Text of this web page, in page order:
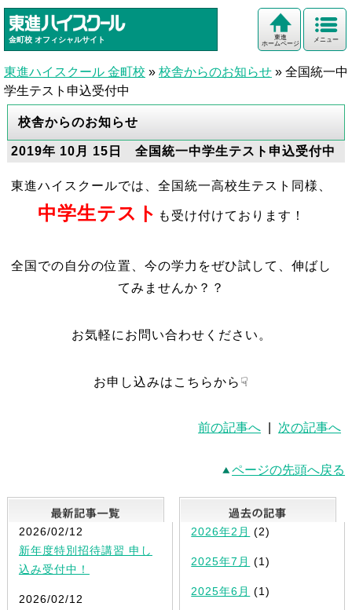
金町校 オフィシャルサイト メニュー
東進
ホームページ
東進ハイスクール 金町校 » 校舎からのお知らせ » 全国統一中
学生テスト申込受付中
校舎からのお知らせ
2019年 10月 15日 全国統一中学生テスト申込受付中
東進ハイスクールでは、全国統一高校生テスト同様、
中学生テスト も受け付けております！
全国での自分の位置、今の学力をぜひ試して、伸ばし
てみませんか？？
お気軽にお問い合わせください。
お申し込みはこちらから☟
前の記事へ 次の記事へ
ページの先頭へ戻る
最新記事一覧
2026/02/12
新年度特別招待講習 申し
込み受付中！
2026/02/12
2026年2月 (2)
2025年7月 (1)
2025年6月 (1)